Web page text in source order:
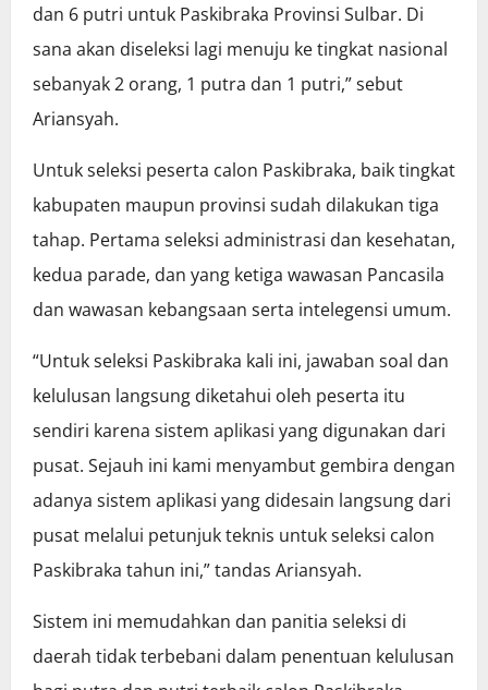
dan 6 putri untuk Paskibraka Provinsi Sulbar. Di
sana akan diseleksi lagi menuju ke tingkat nasional
sebanyak 2 orang, 1 putra dan 1 putri,” sebut
Ariansyah.
Untuk seleksi peserta calon Paskibraka, baik tingkat
kabupaten maupun provinsi sudah dilakukan tiga
tahap. Pertama seleksi administrasi dan kesehatan,
kedua parade, dan yang ketiga wawasan Pancasila
dan wawasan kebangsaan serta intelegensi umum.
“Untuk seleksi Paskibraka kali ini, jawaban soal dan
kelulusan langsung diketahui oleh peserta itu
sendiri karena sistem aplikasi yang digunakan dari
pusat. Sejauh ini kami menyambut gembira dengan
adanya sistem aplikasi yang didesain langsung dari
pusat melalui petunjuk teknis untuk seleksi calon
Paskibraka tahun ini,” tandas Ariansyah.
Sistem ini memudahkan dan panitia seleksi di
daerah tidak terbebani dalam penentuan kelulusan